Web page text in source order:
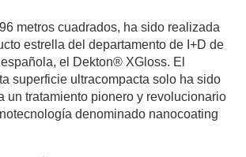
metros cuadrados, ha sido realizada
estrella del departamento de I+D de
el Dekton® XGloss. El
superficie ultracompacta solo ha sido
un tratamiento pionero y revolucionario
denominado nanocoating